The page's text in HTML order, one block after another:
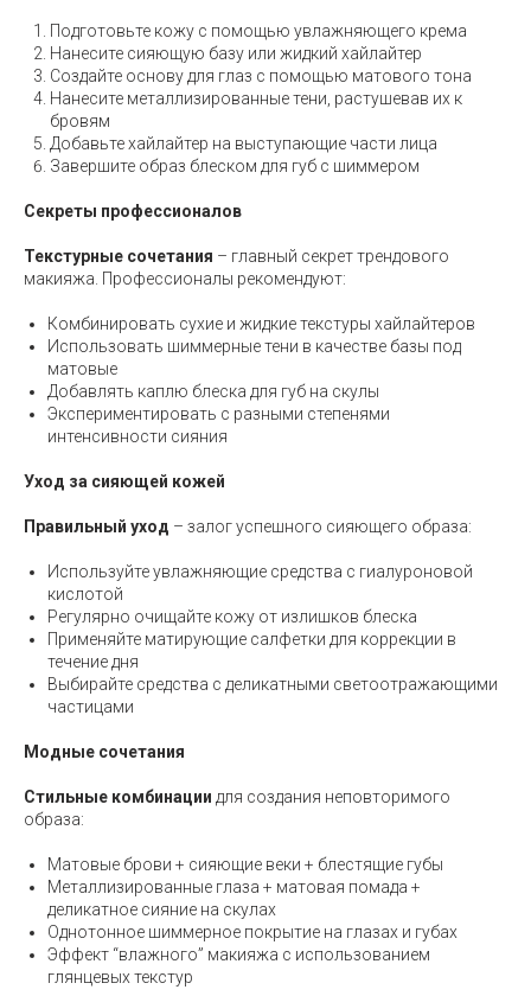
Подготовьте кожу с помощью увлажняющего крема
Нанесите сияющую базу или жидкий хайлайтер
Создайте основу для глаз с помощью матового тона
Нанесите металлизированные тени, растушевав их к
бровям
Добавьте хайлайтер на выступающие части лица
Завершите образ блеском для губ с шиммером
Секреты профессионалов
Текстурные сочетания – главный секрет трендового
макияжа. Профессионалы рекомендуют:
Комбинировать сухие и жидкие текстуры хайлайтеров
Использовать шиммерные тени в качестве базы под
матовые
Добавлять каплю блеска для губ на скулы
Экспериментировать с разными степенями
интенсивности сияния
Уход за сияющей кожей
Правильный уход – залог успешного сияющего образа:
Используйте увлажняющие средства с гиалуроновой
кислотой
Регулярно очищайте кожу от излишков блеска
Применяйте матирующие салфетки для коррекции в
течение дня
Выбирайте средства с деликатными светоотражающими
частицами
Модные сочетания
Стильные комбинации для создания неповторимого
образа:
Матовые брови + сияющие веки + блестящие губы
Металлизированные глаза + матовая помада +
деликатное сияние на скулах
Однотонное шиммерное покрытие на глазах и губах
Эффект “влажного” макияжа с использованием
глянцевых текстур